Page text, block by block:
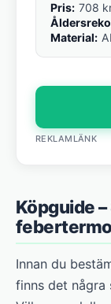
Pris: 708
Material:
REKLAMLÄNK
Köpguide
Innan du
finns det några